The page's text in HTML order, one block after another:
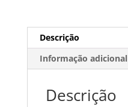
esquerdo
Descrição
Informação adicional
Descrição